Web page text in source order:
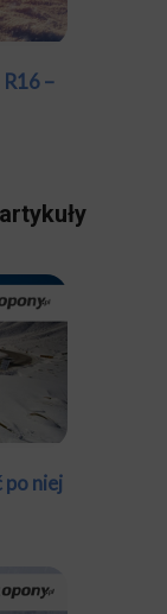
–
niej